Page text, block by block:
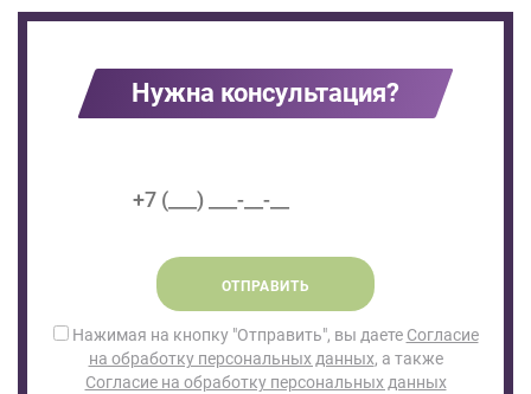
Нужна консультация?
ОТПРАВИТЬ
Нажимая на кнопку "Отправить", вы даете Согласие
на обработку персональных данных, а также
Согласие на обработку персональных данных